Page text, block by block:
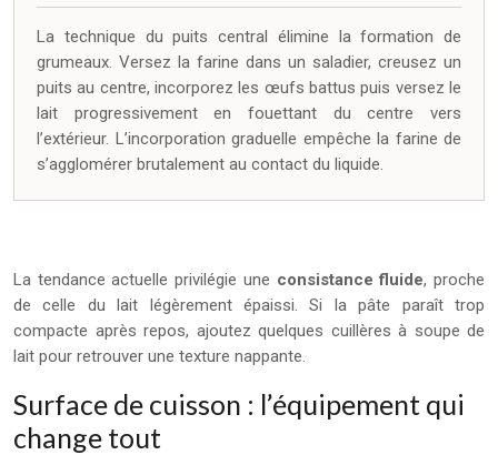
La technique du puits central élimine la formation de
grumeaux. Versez la farine dans un saladier, creusez un
puits au centre, incorporez les œufs battus puis versez le
lait progressivement en fouettant du centre vers
l’extérieur. L’incorporation graduelle empêche la farine de
s’agglomérer brutalement au contact du liquide.
La tendance actuelle privilégie une consistance fluide, proche
de celle du lait légèrement épaissi. Si la pâte paraît trop
compacte après repos, ajoutez quelques cuillères à soupe de
lait pour retrouver une texture nappante.
Surface de cuisson : l’équipement qui
change tout